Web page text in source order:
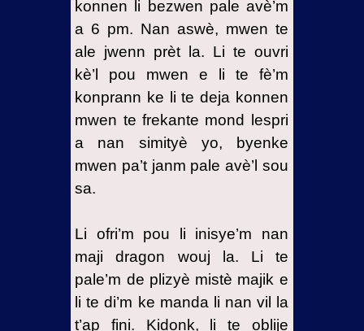
konnen li bezwen pale avè’m
a 6 pm. Nan aswè, mwen te
ale jwenn prèt la. Li te ouvri
kè’l pou mwen e li te fè’m
konprann ke li te deja konnen
mwen te frekante mond lespri
a nan simityè yo, byenke
mwen pa’t janm pale avè’l sou
sa.
Li ofri’m pou li inisye’m nan
maji dragon wouj la. Li te
pale’m de plizyè mistè majik e
li te di’m ke manda li nan vil la
t’ap fini. Kidonk, li te oblije